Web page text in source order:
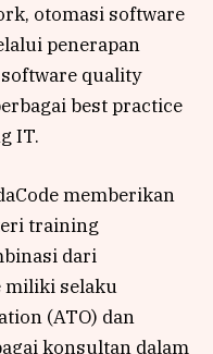
otomasi software
penerapan
software quality
best practice
IT.
memberikan
training
dari
miliki selaku
(ATO) dan
konsultan dalam